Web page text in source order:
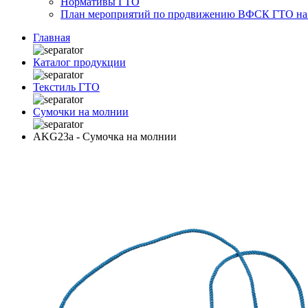
План мероприятий по продвижению ВФСК ГТО на
Главная
Каталог продукции
Текстиль ГТО
Сумочки на молнии
AKG23a - Сумочка на молнии